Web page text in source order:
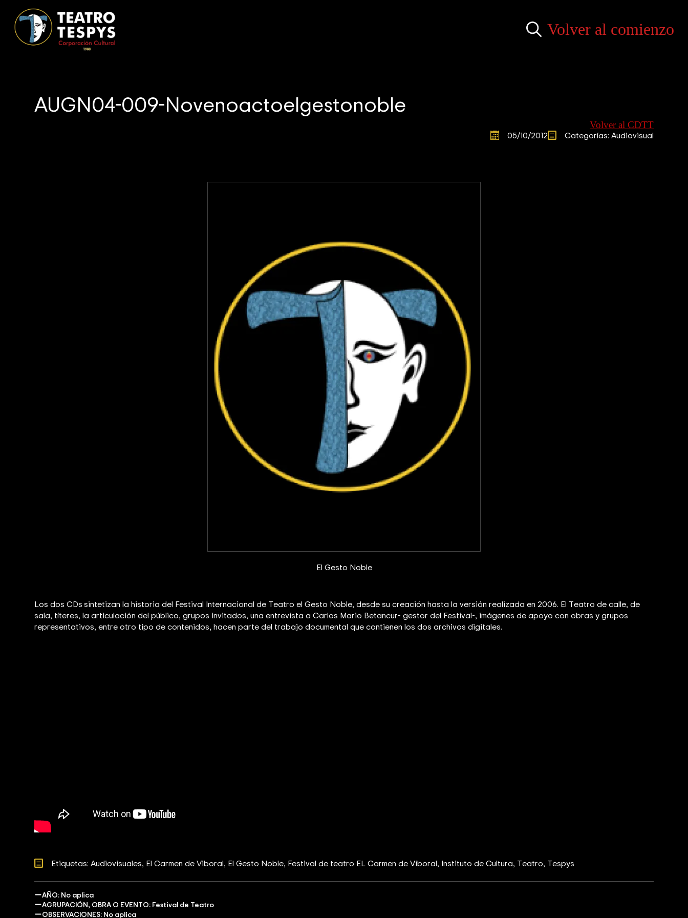
Volver al comienzo
AUGN04-009-Novenoactoelgestonoble
Volver al CDTT
05/10/2012 Categorías: Audiovisual
El Gesto Noble
Los dos CDssintetizan la historia del Festival Internacional de Teatro el Gesto Noble, desde su creación hasta la versión realizada en 2006. El Teatro de calle, de
sala, títeres, la articulación del público, grupos invitados, una entrevista a Carlos Mario Betancur- gestor del Festival-, imágenes de apoyo con obras y grupos
representativos, entre otro tipo de contenidos, hacen parte del trabajo documental que contienen los dos archivos digitales.
Etiquetas: Audiovisuales El Carmen de Viboral El Gesto Noble Festival de teatro EL Carmen de Viboral Instituto de Cultura Teatro Tespys
AÑO: No aplica
AGRUPACIÓN, OBRA O EVENTO: Festival de Teatro
OBSERVACIONES: No aplica